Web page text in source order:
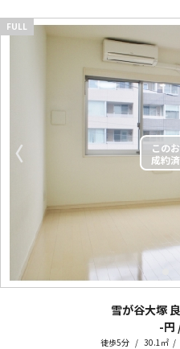
〈
FULL
雪が谷大塚
-円
徒歩5分 30.1㎡